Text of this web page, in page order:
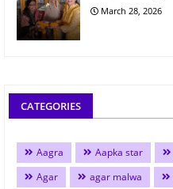
March 28, 2026
CATEGORIES
Aagra Aapka star
Agar
agar malwa